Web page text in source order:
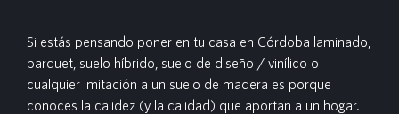
Si estás pensando poner en tu casa en Córdoba laminado,
parquet, suelo híbrido, suelo de diseño / vinílico o
cualquier imitación a un suelo de madera es porque
conoces la calidez (y la calidad) que aportan a un hogar.